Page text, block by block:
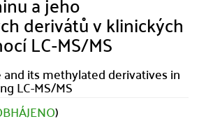
derivátů v klinických
LC-MS/MS
its methylated derivatives in
LC-MS/MS
)